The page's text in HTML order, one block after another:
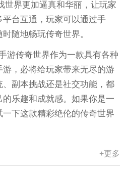
世界更加逼真和华丽，让玩家
台互通，玩家可以通过手
随地畅玩传奇世界。
游传奇世界作为一款具有各种
，必将给玩家带来无尽的游
副本挑战还是社交功能，都
乐趣和成就感。如果你是一
下这款精彩绝伦的传奇世界
+更多